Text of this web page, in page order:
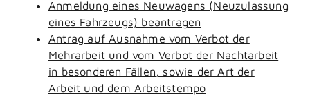
Anmeldung eines Neuwagens (Neuzulassung
eines Fahrzeugs) beantragen
Antrag auf Ausnahme vom Verbot der
Mehrarbeit und vom Verbot der Nachtarbeit
in besonderen Fällen, sowie der Art der
Arbeit und dem Arbeitstempo